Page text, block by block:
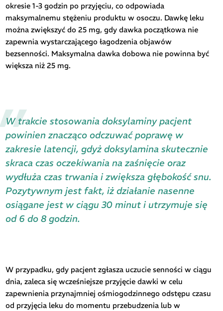
okresie 1-3 godzin po przyjęciu, co odpowiada
maksymalnemu stężeniu produktu w osoczu. Dawkę leku
można zwiększyć do 25 mg, gdy dawka początkowa nie
zapewnia wystarczającego łagodzenia objawów
bezsenności. Maksymalna dawka dobowa nie powinna być
większa niż 25 mg.
W trakcie stosowania doksylaminy pacjent
powinien znacząco odczuwać poprawę w
zakresie latencji, gdyż doksylamina skutecznie
skraca czas oczekiwania na zaśnięcie oraz
wydłuża czas trwania i zwiększa głębokość snu.
Pozytywnym jest fakt, iż działanie nasenne
osiągane jest w ciągu 30 minut i utrzymuje się
od 6 do 8 godzin.
W przypadku, gdy pacjent zgłasza uczucie senności w ciągu
dnia, zaleca się wcześniejsze przyjęcie dawki w celu
zapewnienia przynajmniej ośmiogodzinnego odstępu czasu
od przyjęcia leku do momentu przebudzenia lub w